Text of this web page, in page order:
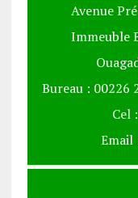
Avenue
Immeuble
Bureau : 00226
Cel